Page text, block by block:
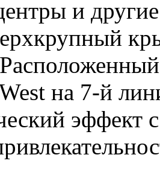
и
на 7-й
эффект